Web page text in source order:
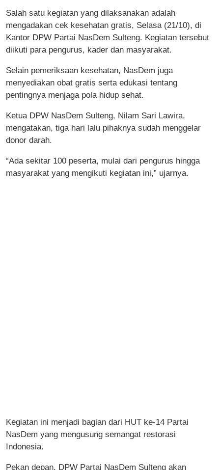
Salah satu kegiatan yang dilaksanakan adalah
mengadakan cek kesehatan gratis, Selasa (21/10), di
Kantor DPW Partai NasDem Sulteng. Kegiatan tersebut
diikuti para pengurus, kader dan masyarakat.
Selain pemeriksaan kesehatan, NasDem juga
menyediakan obat gratis serta edukasi tentang
pentingnya menjaga pola hidup sehat.
Ketua DPW NasDem Sulteng, Nilam Sari Lawira,
mengatakan, tiga hari lalu pihaknya sudah menggelar
donor darah.
“Ada sekitar 100 peserta, mulai dari pengurus hingga
masyarakat yang mengikuti kegiatan ini,” ujarnya.
Kegiatan ini menjadi bagian dari HUT ke-14 Partai
NasDem yang mengusung semangat restorasi
Indonesia.
Pekan depan, DPW Partai NasDem Sulteng akan